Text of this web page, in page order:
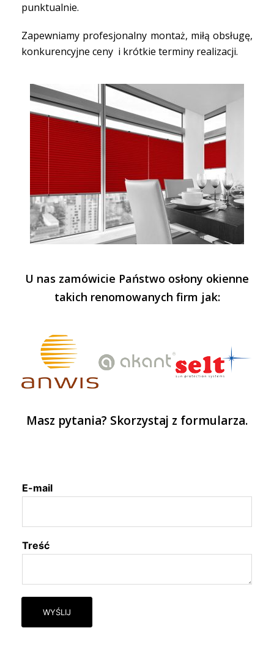
punktualnie.
Zapewniamy profesjonalny montaż, miłą obsługę,
konkurencyjne ceny i krótkie terminy realizacji.
U nas zamówicie Państwo osłony okienne
takich renomowanych firm jak:
Masz pytania? Skorzystaj z formularza.
E-mail
Treść
WYŚLIJ